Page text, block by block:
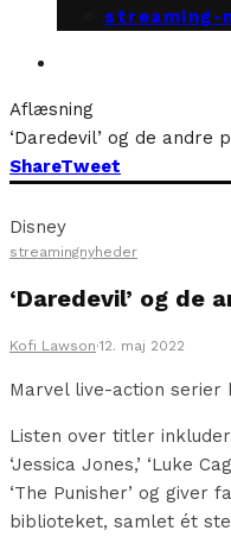
streaming-
Aflæsning
‘Daredevil’ og de andre
ShareTweet
Disney
streamingnyheder
‘Daredevil’ og de
Kofi Lawson·12. maj 2022
Marvel live-action serier
Listen over titler
‘Jessica Jones,’ ‘Luke
‘The Punisher’ og giver
biblioteket, samlet ét